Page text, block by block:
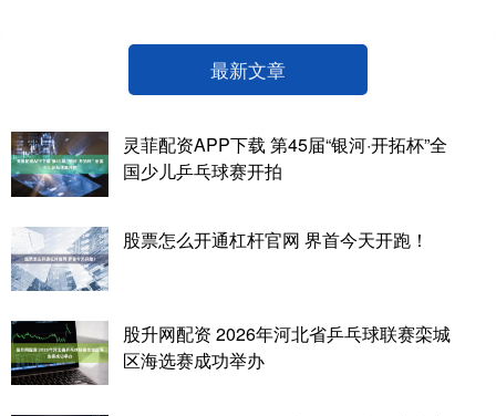
最新文章
灵菲配资APP下载 第45届“银河·开拓杯”全
国少儿乒乓球赛开拍
股票怎么开通杠杆官网 界首今天开跑！
股升网配资 2026年河北省乒乓球联赛栾城
区海选赛成功举办